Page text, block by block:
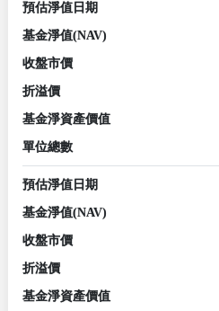
預估淨值日期
基金淨值(NAV)
收盤市價
折溢價
基金淨資產價值
單位總數
預估淨值日期
基金淨值(NAV)
收盤市價
折溢價
基金淨資產價值